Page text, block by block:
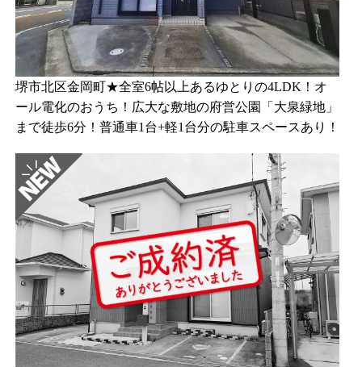
堺市北区金岡町★全室6帖以上あるゆとりの4LDK！オ
ール電化のおうち！広大な敷地の府営公園「大泉緑地」
まで徒歩6分！普通車1台+軽1台分の駐車スペースあり！